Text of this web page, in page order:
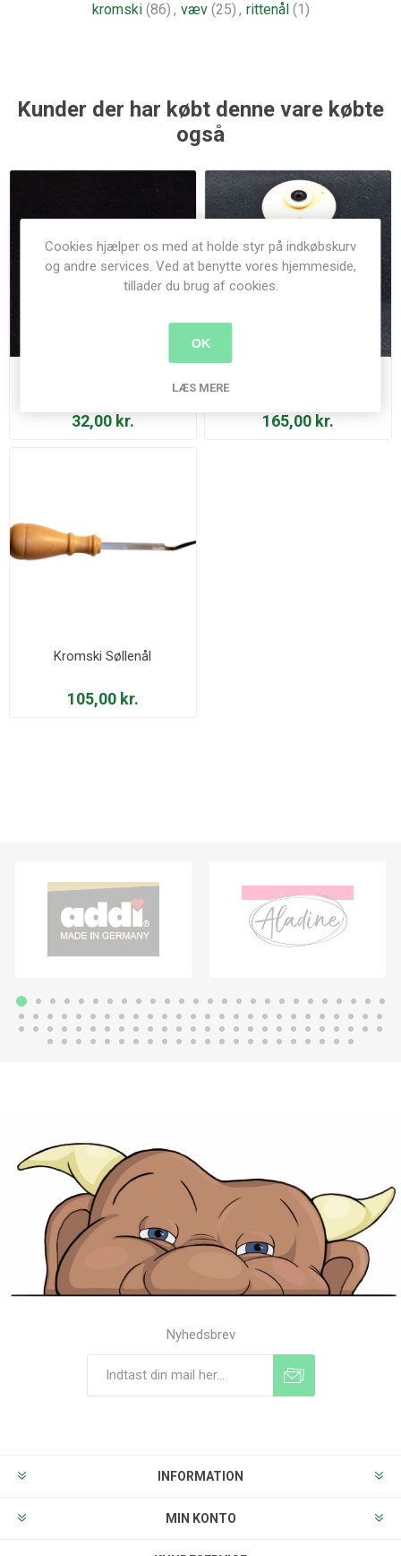
kromski (86) , væv (25) , rittenål (1)
Kunder der har købt denne vare købte
også
32,00 kr. 165,00 kr.
Kromski Søllenål
105,00 kr.
Nyhedsbrev
INFORMATION
MIN KONTO
Cookies hjælper os med at holde styr på indkøbskurv
og andre services. Ved at benytte vores hjemmeside,
tillader du brug af cookies.
OK
LÆS MERE